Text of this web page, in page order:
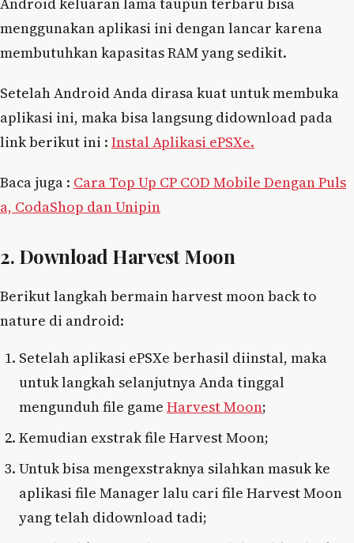
menggunakan aplikasi ini dengan lancar karena
membutuhkan kapasitas RAM yang sedikit.
Setelah Android Anda dirasa kuat untuk membuka
aplikasi ini, maka bisa langsung didownload pada
link berikut ini : Instal Aplikasi ePSXe.
Baca juga : Cara Top Up CP COD Mobile Dengan Puls
a, CodaShop dan Unipin
2. Download Harvest Moon
Berikut langkah bermain harvest moon back to
nature di android:
Setelah aplikasi ePSXe berhasil diinstal, maka
untuk langkah selanjutnya Anda tinggal
mengunduh file game Harvest Moon;
Kemudian exstrak file Harvest Moon;
Untuk bisa mengexstraknya silahkan masuk ke
aplikasi file Manager lalu cari file Harvest Moon
yang telah didownload tadi;